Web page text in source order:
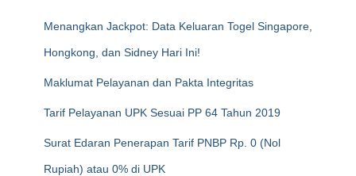
Menangkan Jackpot: Data Keluaran Togel Singapore,
Hongkong, dan Sidney Hari Ini!
Maklumat Pelayanan dan Pakta Integritas
Tarif Pelayanan UPK Sesuai PP 64 Tahun 2019
Surat Edaran Penerapan Tarif PNBP Rp. 0 (Nol
Rupiah) atau 0% di UPK